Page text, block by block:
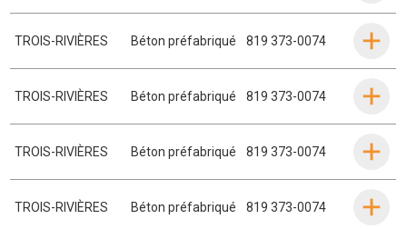
TROIS-RIVIÈRES Béton préfabriqué 819 373-0074
TROIS-RIVIÈRES Béton préfabriqué 819 373-0074
TROIS-RIVIÈRES Béton préfabriqué 819 373-0074
TROIS-RIVIÈRES Béton préfabriqué 819 373-0074